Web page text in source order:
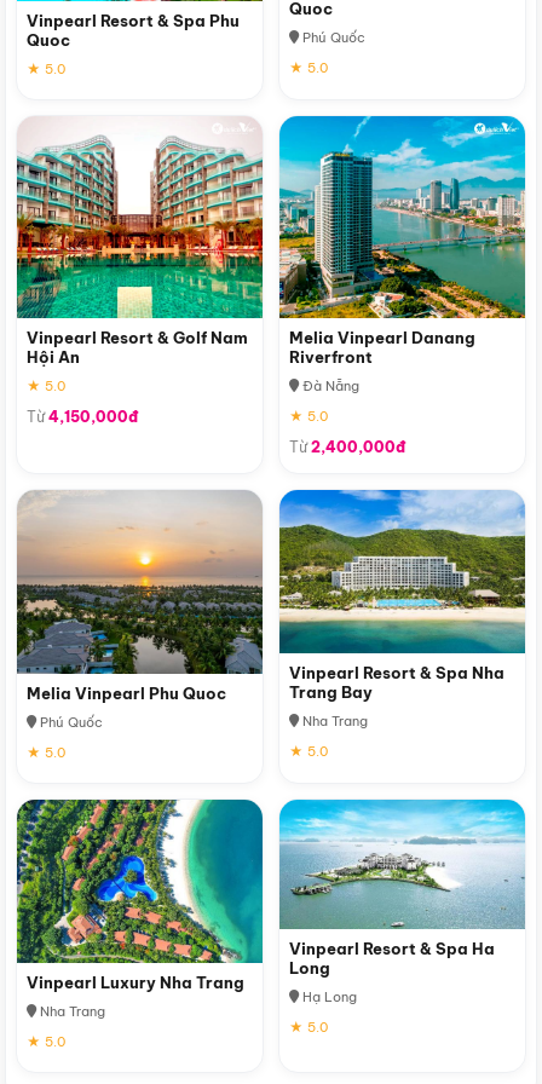
Vinpearl Resort & Spa Phu
Quoc
★ 5.0
Quoc
Phú Quốc
★ 5.0
Vinpearl Resort & Golf Nam
Hội An
★ 5.0
Từ4,150,000đ
Melia Vinpearl Danang
Riverfront
Đà Nẵng
★ 5.0
Từ2,400,000đ
Melia Vinpearl Phu Quoc
Phú Quốc
★ 5.0
Vinpearl Resort & Spa Nha
Trang Bay
Nha Trang
★ 5.0
Vinpearl Luxury Nha Trang
Nha Trang
★ 5.0
Vinpearl Resort & Spa Ha
Long
Hạ Long
★ 5.0